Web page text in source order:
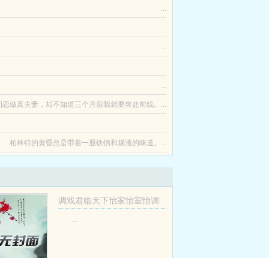
，被狗男友推海里喂了鲨鱼。重生一世。这回，
...
杀她，她急中生智阿牛哥，你不认识我了吗？反
...
红了一片海。我打电话质问老公。却只得到他不耐
...
做真夫妻，却不知道三个月后我就要奔赴前线。...
柏林特的黄昏总是带着一股铁锈和煤渣的味道。...
调戏君临天下怡家怡室怡调
...